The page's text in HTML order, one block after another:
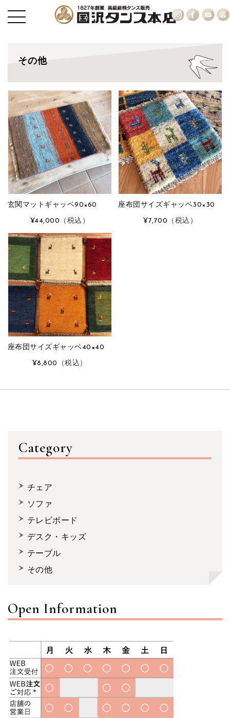
その他
玄関マットギャッベ90×60
¥44,000 （税込）
座布団サイズギャッベ30×30
¥7,700 （税込）
座布団サイズギャッベ40×40
¥8,800 （税込）
Category
チェア
ソファ
テレビボード
デスク・キッズ
テーブル
その他
Open Information